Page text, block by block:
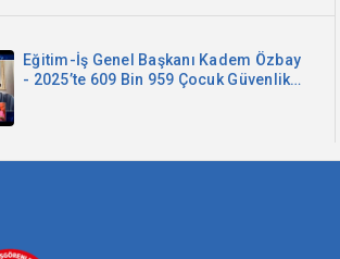
Eğitim-İş Genel Başkanı Kadem Özbay
- 2025’te 609 Bin 959 Çocuk Güvenlik